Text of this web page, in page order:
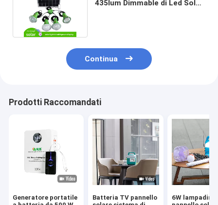
435lum Dimmable di Led Solar
Continua
Prodotti Raccomandati
Generatore portatile
Batteria TV pannello
6W lampadine